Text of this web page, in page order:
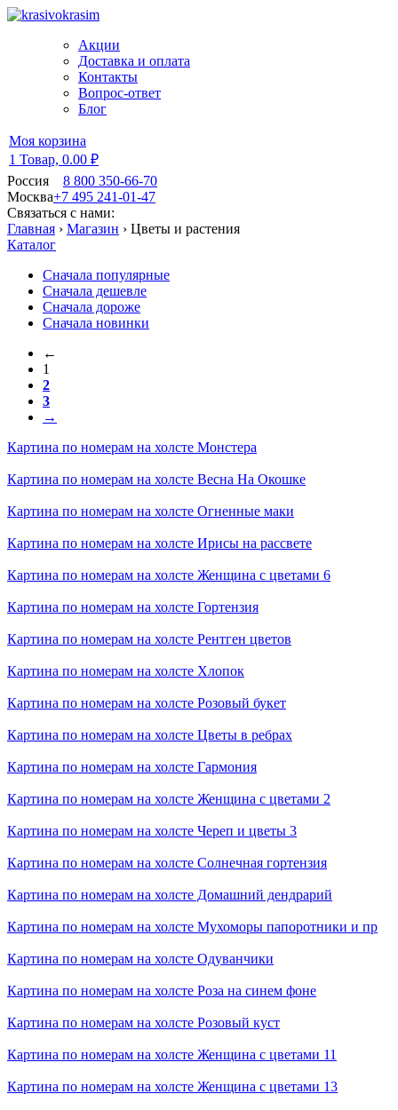
Акции
Доставка и оплата
Контакты
Вопрос-ответ
Блог
Моя корзина
1 Товар, 0.00 ₽
Россия
8 800 350-66-70
Москва+7 495 241-01-47
Связаться с нами:
Главная › Магазин › Цветы и растения
Каталог
Сначала популярные
Сначала дешевле
Сначала дороже
Сначала новинки
←
1
2
3
→
Картина по номерам на холсте Монстера
Картина по номерам на холсте Весна На Окошке
Картина по номерам на холсте Огненные маки
Картина по номерам на холсте Ирисы на рассвете
Картина по номерам на холсте Женщина с цветами 6
Картина по номерам на холсте Гортензия
Картина по номерам на холсте Рентген цветов
Картина по номерам на холсте Хлопок
Картина по номерам на холсте Розовый букет
Картина по номерам на холсте Цветы в ребрах
Картина по номерам на холсте Гармония
Картина по номерам на холсте Женщина с цветами 2
Картина по номерам на холсте Череп и цветы 3
Картина по номерам на холсте Солнечная гортензия
Картина по номерам на холсте Домашний дендрарий
Картина по номерам на холсте Мухоморы папоротники и пр
Картина по номерам на холсте Одуванчики
Картина по номерам на холсте Роза на синем фоне
Картина по номерам на холсте Розовый куст
Картина по номерам на холсте Женщина с цветами 11
Картина по номерам на холсте Женщина с цветами 13